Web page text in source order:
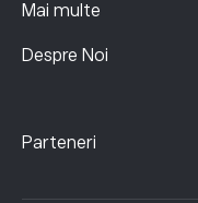
Mai multe
Despre Noi
Parteneri